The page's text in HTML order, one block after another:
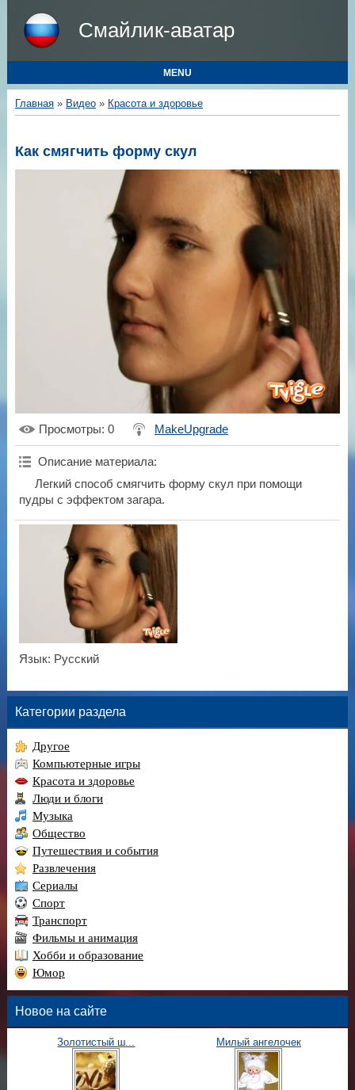
Смайлик-аватар
MENU
Главная» Видео» Красота и здоровье
Как смягчить форму скул
Просмотры: 0 MakeUpgrade
Описание материала:
Легкий способ смягчить форму скул при помощи
пудры с эффектом загара.
Язык: Русский
Категории раздела
Другое
Компьютерные игры
Красота и здоровье
Люди и блоги
Музыка
Общество
Путешествия и события
Развлечения
Сериалы
Спорт
Транспорт
Фильмы и анимация
Хобби и образование
Юмор
Новое на сайте
Золотистый ш... Милый ангелочек